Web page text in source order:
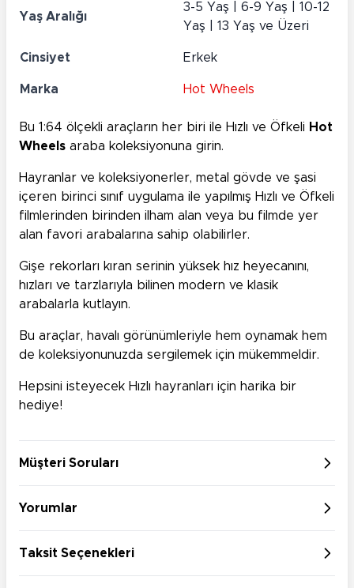
Yaş Aralığı
3-5 Yaş | 6-9 Yaş | 10-12
Yaş | 13 Yaş ve Üzeri
Cinsiyet Erkek
Marka Hot Wheels
Bu 1:64 ölçekli araçların her biri ile Hızlı ve Öfkeli Hot
Wheels araba koleksiyonuna girin.
Hayranlar ve koleksiyonerler, metal gövde ve şasi
içeren birinci sınıf uygulama ile yapılmış Hızlı ve Öfkeli
filmlerinden birinden ilham alan veya bu filmde yer
alan favori arabalarına sahip olabilirler.
Gişe rekorları kıran serinin yüksek hız heyecanını,
hızları ve tarzlarıyla bilinen modern ve klasik
arabalarla kutlayın.
Bu araçlar, havalı görünümleriyle hem oynamak hem
de koleksiyonunuzda sergilemek için mükemmeldir.
Hepsini isteyecek Hızlı hayranları için harika bir
hediye!
Müşteri Soruları
Yorumlar
Taksit Seçenekleri